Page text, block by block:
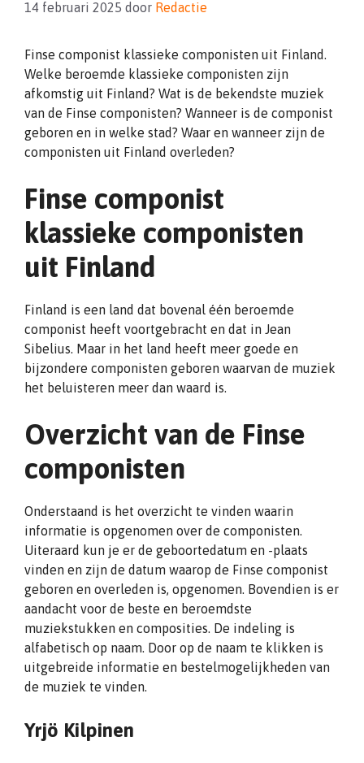
14 februari 2025 door Redactie
Finse componist klassieke componisten uit Finland.
Welke beroemde klassieke componisten zijn
afkomstig uit Finland? Wat is de bekendste muziek
van de Finse componisten? Wanneer is de componist
geboren en in welke stad? Waar en wanneer zijn de
componisten uit Finland overleden?
Finse componist
klassieke componisten
uit Finland
Finland is een land dat bovenal één beroemde
componist heeft voortgebracht en dat in Jean
Sibelius. Maar in het land heeft meer goede en
bijzondere componisten geboren waarvan de muziek
het beluisteren meer dan waard is.
Overzicht van de Finse
componisten
Onderstaand is het overzicht te vinden waarin
informatie is opgenomen over de componisten.
Uiteraard kun je er de geboortedatum en -plaats
vinden en zijn de datum waarop de Finse componist
geboren en overleden is, opgenomen. Bovendien is er
aandacht voor de beste en beroemdste
muziekstukken en composities. De indeling is
alfabetisch op naam. Door op de naam te klikken is
uitgebreide informatie en bestelmogelijkheden van
de muziek te vinden.
Yrjö Kilpinen